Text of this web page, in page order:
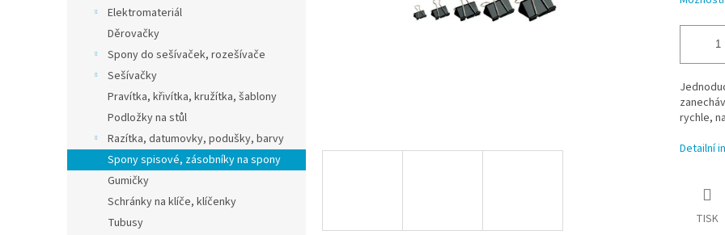
Elektromateriál
Děrovačky
Spony do sešívaček, rozešívače
Sešívačky
Pravítka, křivítka, kružítka, šablony
Podložky na stůl
Razítka, datumovky, podušky, barvy
Spony spisové, zásobníky na spony
Gumičky
Schránky na klíče, klíčenky
Tubusy
rychle,
Detailní
TISK